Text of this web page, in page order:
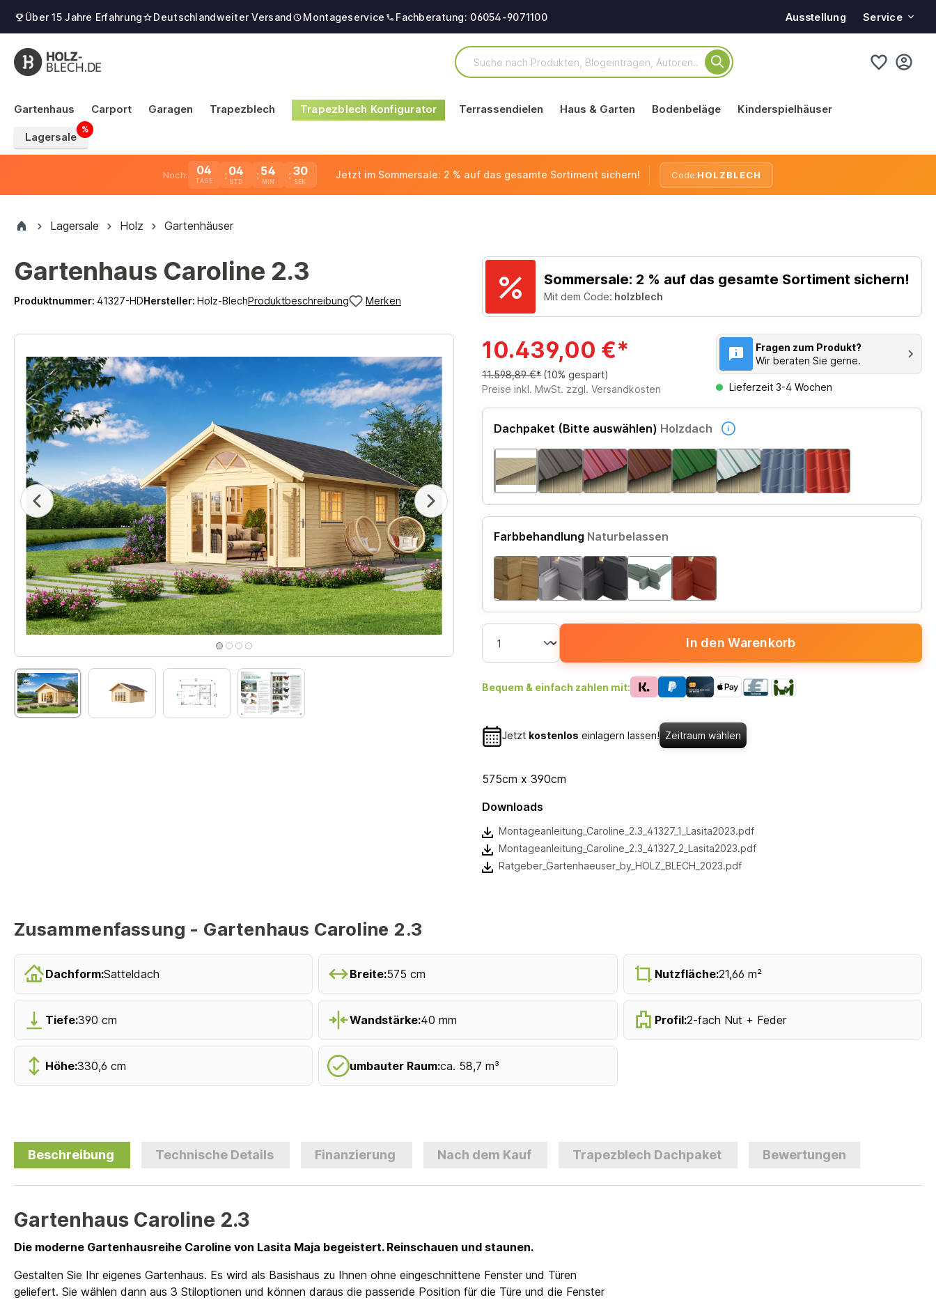
Über 15 Jahre Erfahrung Deutschlandweiter Versand Montageservice Fachberatung: 06054-9071100 Ausstellung Service
Gartenhaus Carport Garagen Trapezblech Trapezblech Konfigurator Terrassendielen Haus & Garten Bodenbeläge Kinderspielhäuser
Lagersale
Noch: 04
TAGE
04 54 29 Jetzt im Sommersale: 2 % auf das gesamte Sortiment sichern! Code:HOLZBLECH
Lagersale Holz Gartenhäuser
Gartenhaus Caroline 2.3
Produktnummer: 41327-HDHersteller: Holz-BlechProduktbeschreibung Merken
Sommersale: 2 % auf das gesamte Sortiment sichern!
Mit dem Code: holzblech
10.439,00 €*
11.598,89 €* (10% gespart)
Preise inkl. MwSt. zzgl. Versandkosten
Fragen zum Produkt?
Wir beraten Sie gerne.
Lieferzeit 3-4 Wochen
Dachpaket (Bitte auswählen) Holzdach
Farbbehandlung Naturbelassen
In den Warenkorb
Bequem & einfach zahlen mit:
Jetzt kostenlos einlagern lassen! Zeitraum wählen
575cm x 390cm
Downloads
Montageanleitung_Caroline_2.3_41327_1_Lasita2023.pdf
Montageanleitung_Caroline_2.3_41327_2_Lasita2023.pdf
Ratgeber_Gartenhaeuser_by_HOLZ_BLECH_2023.pdf
Zusammenfassung - Gartenhaus Caroline 2.3
Dachform:Satteldach Breite:575 cm Nutzfläche:21,66 m²
Tiefe:390 cm Wandstärke:40 mm Profil:2-fach Nut + Feder
Höhe:330,6 cm umbauter Raum:ca. 58,7 m³
Beschreibung Technische Details Finanzierung Nach dem Kauf Trapezblech Dachpaket Bewertungen
Gartenhaus Caroline 2.3
Die moderne Gartenhausreihe Caroline von Lasita Maja begeistert. Reinschauen und staunen.
Gestalten Sie Ihr eigenes Gartenhaus. Es wird als Basishaus zu Ihnen ohne eingeschnittene Fenster und Türen
geliefert. Sie wählen dann aus 3 Stiloptionen und können daraus die passende Position für die Türe und die Fenster